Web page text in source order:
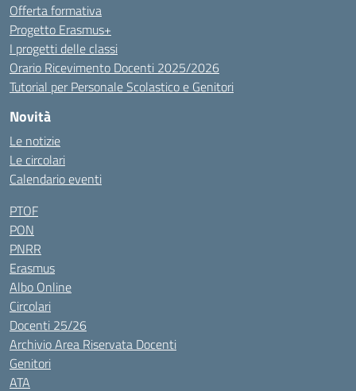
Offerta formativa
Progetto Erasmus+
I progetti delle classi
Orario Ricevimento Docenti 2025/2026
Tutorial per Personale Scolastico e Genitori
Novità
Le notizie
Le circolari
Calendario eventi
PTOF
PON
PNRR
Erasmus
Albo Online
Circolari
Docenti 25/26
Archivio Area Riservata Docenti
Genitori
ATA